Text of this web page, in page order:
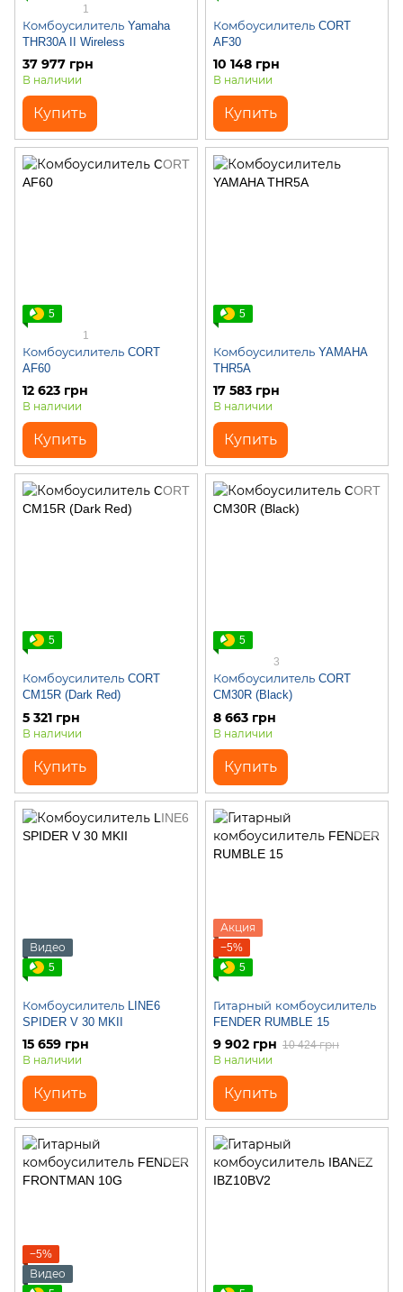
1
Комбоусилитель Yamaha
THR30A II Wireless
37 977 грн
В наличии
Купить
Комбоусилитель CORT
AF30
10 148 грн
В наличии
Купить
5
1
Комбоусилитель CORT
AF60
12 623 грн
В наличии
Купить
5
Комбоусилитель YAMAHA
THR5A
17 583 грн
В наличии
Купить
5
Комбоусилитель CORT
CM15R (Dark Red)
5 321 грн
В наличии
Купить
5
3
Комбоусилитель CORT
CM30R (Black)
8 663 грн
В наличии
Купить
Видео
5
Комбоусилитель LINE6
SPIDER V 30 MKII
15 659 грн
В наличии
Купить
Акция
−5%
5
Гитарный комбоусилитель
FENDER RUMBLE 15
9 902 грн 10 424 грн
В наличии
Купить
−5%
Видео